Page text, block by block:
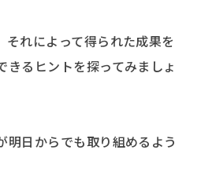
それによって得られた成果を
きるヒントを探ってみましょ
明日からでも取り組めるよう